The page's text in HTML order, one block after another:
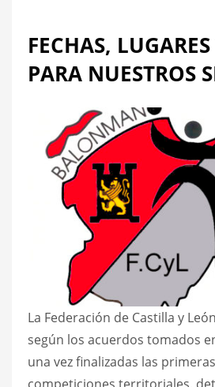
FECHAS,
PARA NUESTROS
La Federación de Castilla y
según los acuerdos tomados
una vez finalizadas las
competiciones territoriales,